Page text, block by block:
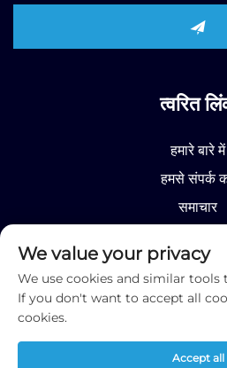
त्वरित
हमारे बारे में
हमसे संपर्क
समाचार
कॉपीराइट © 2026 रुन्हाओ
We value your privacy
We use cookies and similar tools
If you don't want to accept all
cookies.
Accept all